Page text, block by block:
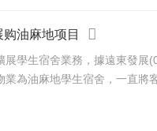
油麻地项目
學生宿舍業務，據遠東發
根據該通告指，該物業為油麻地學